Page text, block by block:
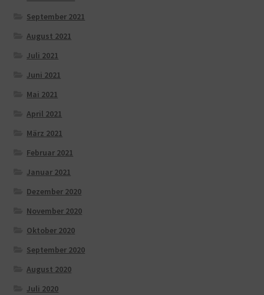
September 2021
August 2021
Juli 2021
Juni 2021
Mai 2021
April 2021
März 2021
Februar 2021
Januar 2021
Dezember 2020
November 2020
Oktober 2020
September 2020
August 2020
Juli 2020